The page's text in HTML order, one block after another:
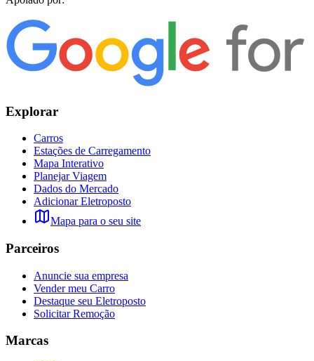
Explorar
Carros
Estações de Carregamento
Mapa Interativo
Planejar Viagem
Dados do Mercado
Adicionar Eletroposto
Mapa para o seu site
Parceiros
Anuncie sua empresa
Vender meu Carro
Destaque seu Eletroposto
Solicitar Remoção
Marcas